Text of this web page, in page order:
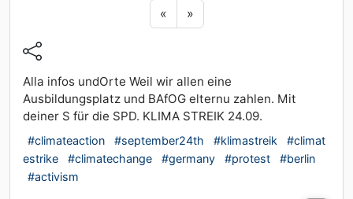
« Previous sticker
»Next sticker
Alla infos undOrte Weil wir allen eine
Ausbildungsplatz und BAfOG elternu zahlen. Mit
deiner S für die SPD. KLIMA STREIK 24.09.
#climateaction #september24th #klimastreik
#climat
estrike
#climatechange #germany #protest
#berlin
#activism